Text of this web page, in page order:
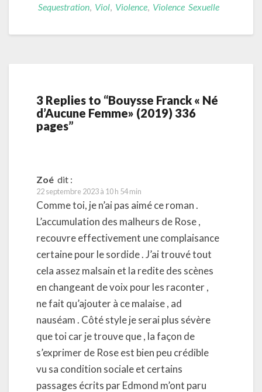
Sequestration Viol Violence Violence Sexuelle
3 Replies to “Bouysse Franck « Né
d’Aucune Femme» (2019) 336
pages”
Zoé dit :
22 septembre 2023 à 10 h 54 min
Comme toi, je n’ai pas aimé ce roman .
L’accumulation des malheurs de Rose ,
recouvre effectivement une complaisance
certaine pour le sordide . J’ai trouvé tout
cela assez malsain et la redite des scènes
en changeant de voix pour les raconter ,
ne fait qu’ajouter à ce malaise , ad
nauséam . Côté style je serai plus sévère
que toi car je trouve que , la façon de
s’exprimer de Rose est bien peu crédible
vu sa condition sociale et certains
passages écrits par Edmond m’ont paru